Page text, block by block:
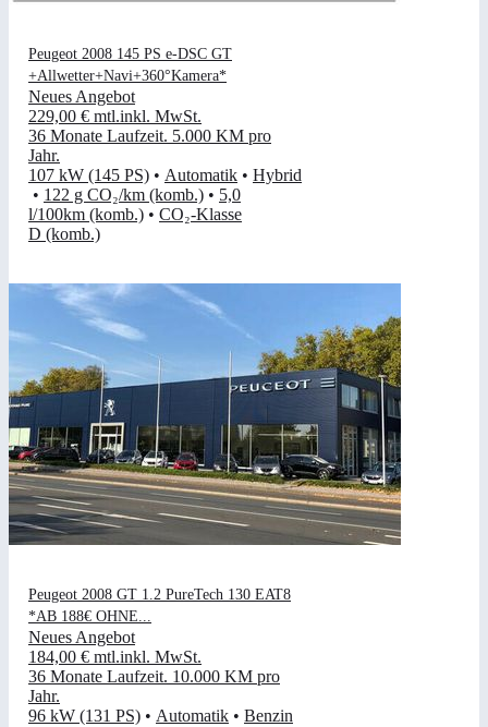
Peugeot 2008 145 PS e-DSC GT
+Allwetter+Navi+360°Kamera*
Neues Angebot
229,00 € mtl.inkl. MwSt.
36 Monate Laufzeit. 5.000 KM pro
Jahr.
107 kW (145 PS) • Automatik • Hybrid
• 122 g CO₂/km (komb.) • 5,0
l/100km (komb.) • CO₂-Klasse
D (komb.)
Peugeot 2008 GT 1.2 PureTech 130 EAT8
*AB 188€ OHNE...
Neues Angebot
184,00 € mtl.inkl. MwSt.
36 Monate Laufzeit. 10.000 KM pro
Jahr.
96 kW (131 PS) • Automatik • Benzin